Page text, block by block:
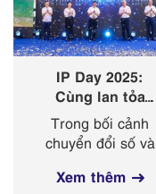
IP Day 2025:
Cùng lan tỏa
‘nhịp điệu’ của
sở hữu trí tuệ
trong kỷ nguyên
số
Trong bối cảnh
chuyển đổi số và
nghiệp 4.0 diễn ra
Xem thêm